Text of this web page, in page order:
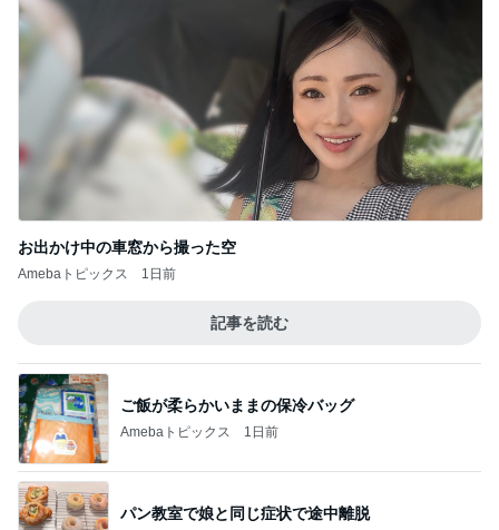
お出かけ中の車窓から撮った空
Amebaトピックス 1日前
記事を読む
ご飯が柔らかいままの保冷バッグ
Amebaトピックス 1日前
パン教室で娘と同じ症状で途中離脱